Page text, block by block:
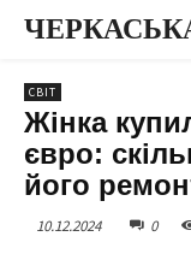
СВІТ
Жінка
євро:
його
10.12.2024 0